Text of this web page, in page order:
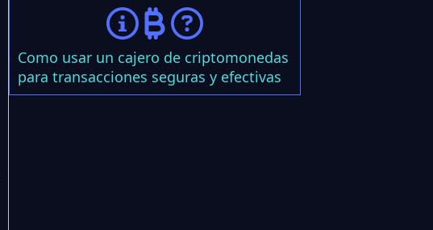
Como usar un cajero de criptomonedas
para transacciones seguras y efectivas